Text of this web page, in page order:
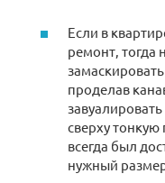
Если в
ремонт, тогда
проделав
сверху
всегда был
нужный